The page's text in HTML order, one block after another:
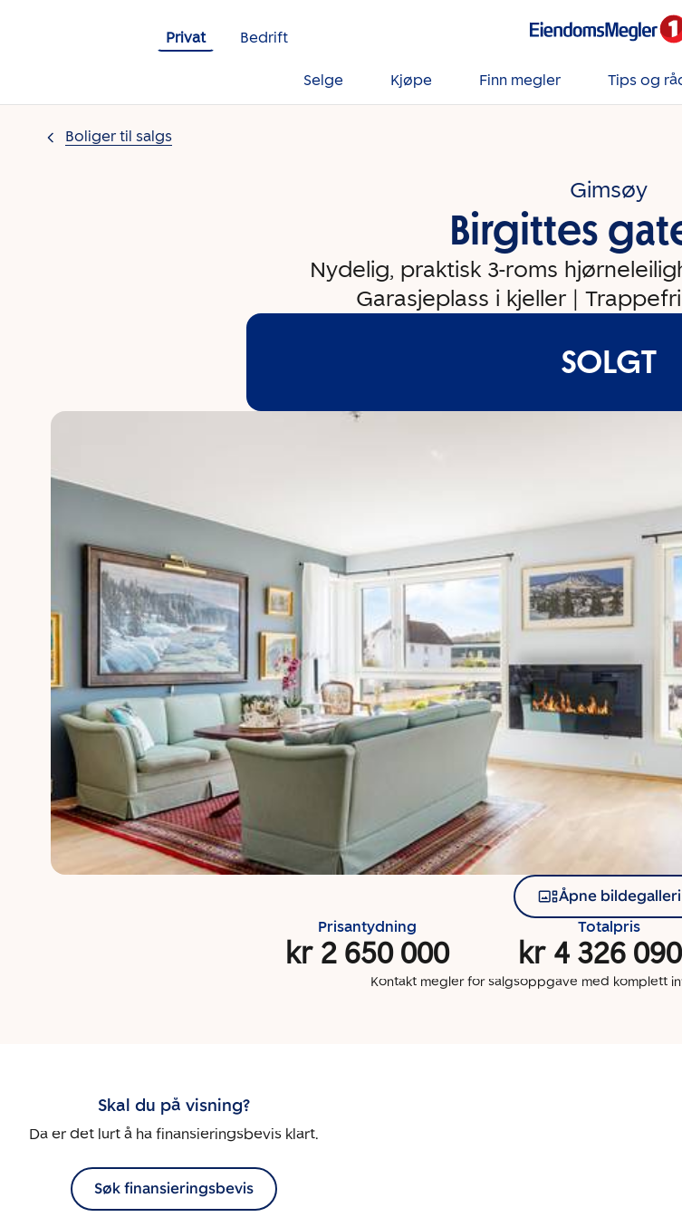
Privat
Bedrift
Selge Kjøpe Finn megler Tips og
Boliger til salgs
Gimsøy
Birgittes
Nydelig, praktisk 3-roms
Garasjeplass i kjeller |
SOLGT
Åpne bildegalleri
Prisantydning
kr 2 650 000
Totalpris
kr 4 326 090
Kontakt megler for salgsoppgave med komplett
Skal du på visning?
Da er det lurt å ha finansieringsbevis klart.
Søk finansieringsbevis